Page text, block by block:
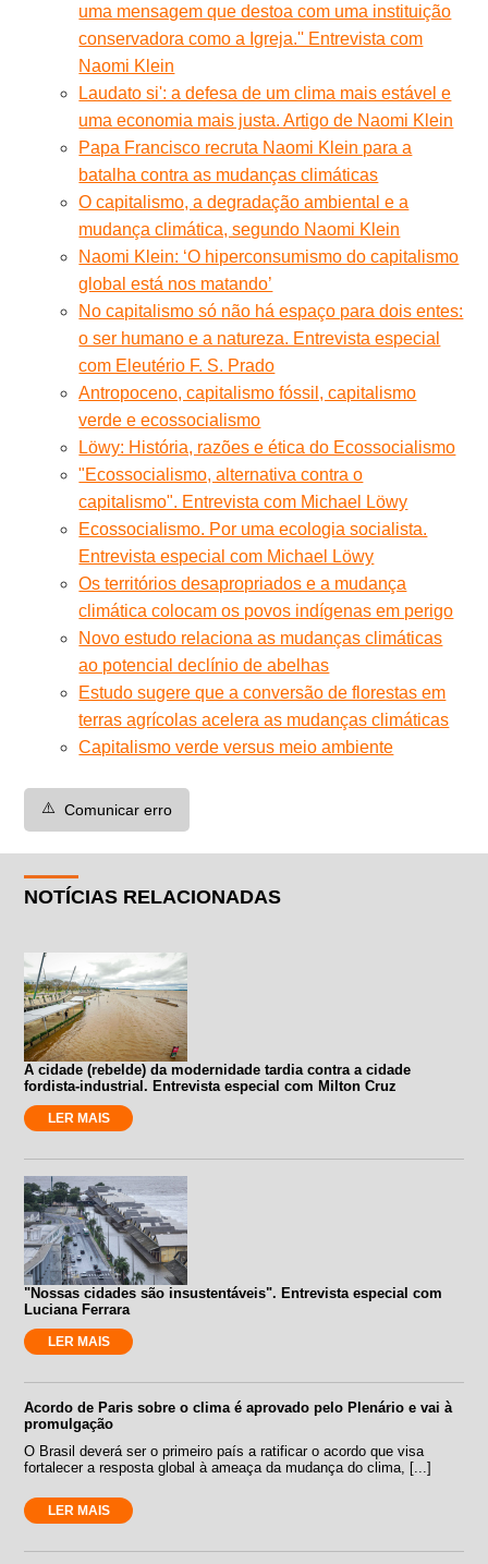
uma mensagem que destoa com uma instituição
conservadora como a Igreja.'' Entrevista com
Naomi Klein
Laudato si': a defesa de um clima mais estável e
uma economia mais justa. Artigo de Naomi Klein
Papa Francisco recruta Naomi Klein para a
batalha contra as mudanças climáticas
O capitalismo, a degradação ambiental e a
mudança climática, segundo Naomi Klein
Naomi Klein: ‘O hiperconsumismo do capitalismo
global está nos matando’
No capitalismo só não há espaço para dois entes:
o ser humano e a natureza. Entrevista especial
com Eleutério F. S. Prado
Antropoceno, capitalismo fóssil, capitalismo
verde e ecossocialismo
Löwy: História, razões e ética do Ecossocialismo
"Ecossocialismo, alternativa contra o
capitalismo". Entrevista com Michael Löwy
Ecossocialismo. Por uma ecologia socialista.
Entrevista especial com Michael Löwy
Os territórios desapropriados e a mudança
climática colocam os povos indígenas em perigo
Novo estudo relaciona as mudanças climáticas
ao potencial declínio de abelhas
Estudo sugere que a conversão de florestas em
terras agrícolas acelera as mudanças climáticas
Capitalismo verde versus meio ambiente
⚠️ Comunicar erro
NOTÍCIAS RELACIONADAS
A cidade (rebelde) da modernidade tardia contra a cidade
fordista-industrial. Entrevista especial com Milton Cruz
LER MAIS
"Nossas cidades são insustentáveis". Entrevista especial com
Luciana Ferrara
LER MAIS
Acordo de Paris sobre o clima é aprovado pelo Plenário e vai à
promulgação
O Brasil deverá ser o primeiro país a ratificar o acordo que visa
fortalecer a resposta global à ameaça da mudança do clima, [...]
LER MAIS